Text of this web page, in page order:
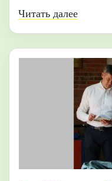
Читать далее